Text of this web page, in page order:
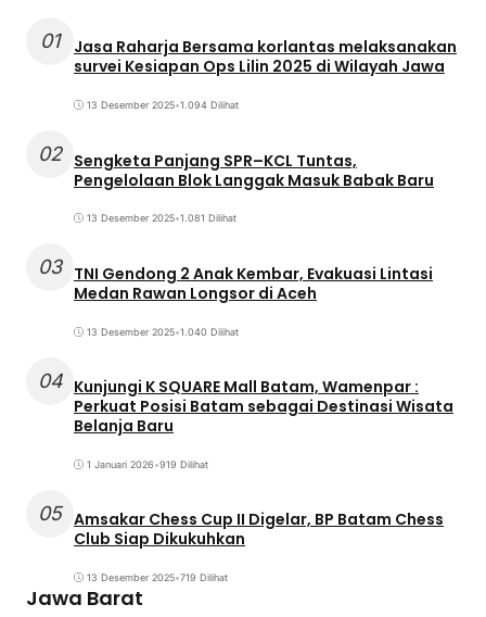
01
Jasa Raharja Bersama korlantas melaksanakan
survei Kesiapan Ops Lilin 2025 di Wilayah Jawa
13 Desember 2025•1.094 Dilihat
02 Sengketa Panjang SPR–KCL Tuntas,
Pengelolaan Blok Langgak Masuk Babak Baru
13 Desember 2025•1.081 Dilihat
03 TNI Gendong 2 Anak Kembar, Evakuasi Lintasi
Medan Rawan Longsor di Aceh
13 Desember 2025•1.040 Dilihat
04 Kunjungi K SQUARE Mall Batam, Wamenpar :
Perkuat Posisi Batam sebagai Destinasi Wisata
Belanja Baru
1 Januari 2026•919 Dilihat
05 Amsakar Chess Cup II Digelar, BP Batam Chess
Club Siap Dikukuhkan
13 Desember 2025•719 Dilihat
Jawa Barat